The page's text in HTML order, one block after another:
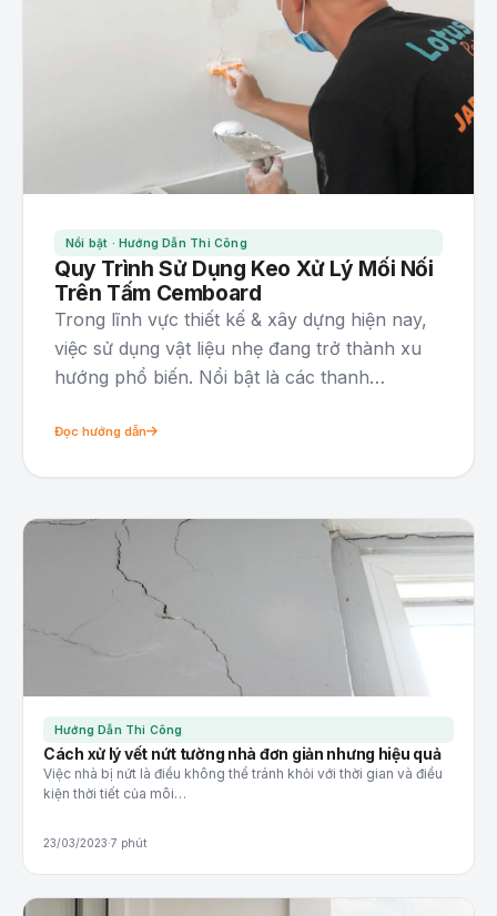
Nổi bật · Hướng Dẫn Thi Công
Quy Trình Sử Dụng Keo Xử Lý Mối Nối
Trên Tấm Cemboard
Trong lĩnh vực thiết kế & xây dựng hiện nay,
việc sử dụng vật liệu nhẹ đang trở thành xu
hướng phổ biến. Nổi bật là các thanh…
Đọc hướng dẫn
Hướng Dẫn Thi Công
Cách xử lý vết nứt tường nhà đơn giản nhưng hiệu quả
Việc nhà bị nứt là điều không thể tránh khỏi với thời gian và điều
kiện thời tiết của môi…
23/03/2023·7 phút